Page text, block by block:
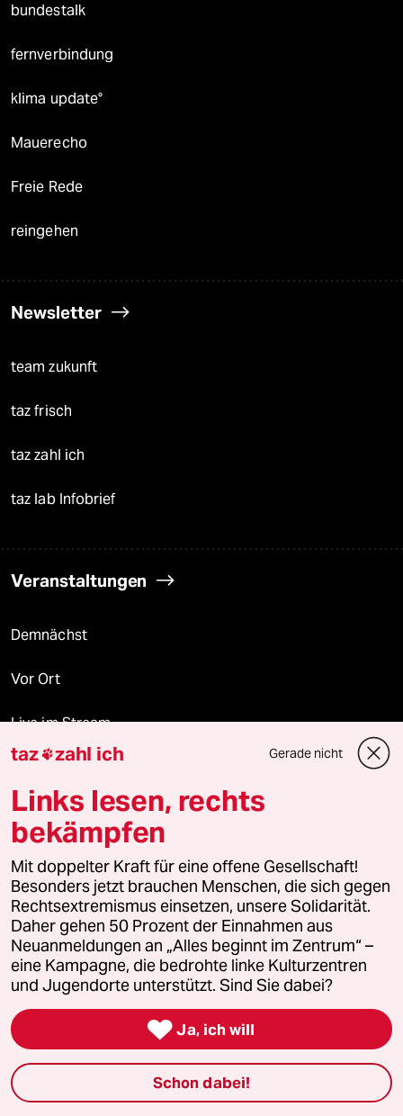
bundestalk
fernverbindung
klima update°
Mauerecho
Freie Rede
reingehen
Newsletter
team zukunft
taz frisch
taz zahl ich
taz lab Infobrief
Veranstaltungen
Demnächst
Vor Ort
Live im Stream
Vergangene
taz lab 2027
Mehr taz Lesestoff
taz Blogs
taz FUTURZWEI
Le Monde diplomatique
taz Archiv
taz zahl ich Gerade nicht
Links lesen, rechts
bekämpfen
Mit doppelter Kraft für eine offene Gesellschaft!
Besonders jetzt brauchen Menschen, die sich gegen
Rechtsextremismus einsetzen, unsere Solidarität.
Daher gehen 50 Prozent der Einnahmen aus
Neuanmeldungen an „Alles beginnt im Zentrum“ –
eine Kampagne, die bedrohte linke Kulturzentren
und Jugendorte unterstützt. Sind Sie dabei?
 Ja, ich will
Schon dabei!